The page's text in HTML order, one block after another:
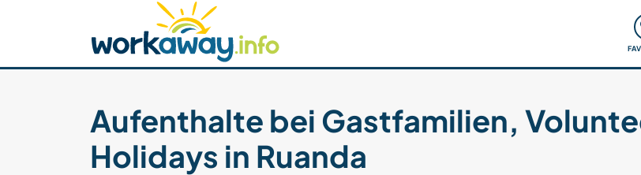
Host finden Reisepartner finden
Sicherheit
Aufenthalte bei Gastfamilien,
Holidays in Ruanda